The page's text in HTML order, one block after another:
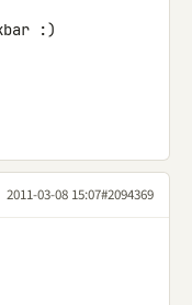
:)
2011-03-08 15:07#2094369